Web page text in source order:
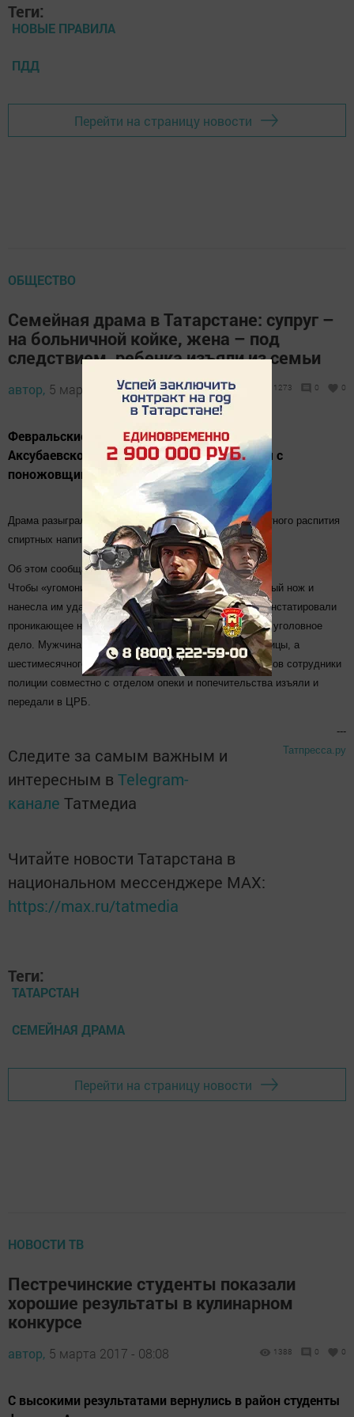
Теги:
НОВЫЕ ПРАВИЛА
ПДД
Перейти на страницу новости
ОБЩЕСТВО
Семейная драма в Татарстане: супруг –
на больничной койке, жена – под
следствием, ребенка изъяли из семьи
автор, 5 марта 2017 - 09:46 1273 0 0
Февральские праздники в деревне Батыр
Аксубаевского района начались 22 февраля с
поножовщины.
Драма разыгралась в семье сожителей после совместного распития
спиртных напитков. Причиной стала ревность.
Об этом сообщаетaksubayevo.ru.
Чтобы «угомонить» супруга женщина схватила кухонный нож и
нанесла им удар в область грудной клетки. Медики констатировали
проникающее ножевое ранение. По факту возбуждено уголовное
дело. Мужчина проходит лечение в стационаре больницы, а
шестимесячного ребенка из семьи гражданских супругов сотрудники
полиции совместно с отделом опеки и попечительства изъяли и
передали в ЦРБ.
---
Татпресса.ру
Следите за самым важным и
интересным в Telegram-
канале Татмедиа
Читайте новости Татарстана в
национальном мессенджере MАХ:
https://max.ru/tatmedia
Теги:
ТАТАРСТАН
СЕМЕЙНАЯ ДРАМА
Перейти на страницу новости
НОВОСТИ ТВ
Пестречинские студенты показали
хорошие результаты в кулинарном
конкурсе
автор, 5 марта 2017 - 08:08 1388 0 0
С высокими результатами вернулись в район студенты